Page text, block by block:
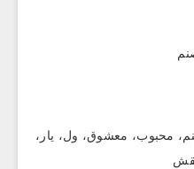
محبوب، معشوق، ول، یار،